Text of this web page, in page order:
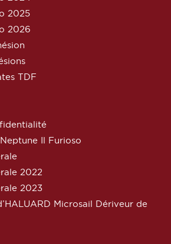
2025
2026
TDF
Il Furioso
2022
2023
Microsail Dériveur de